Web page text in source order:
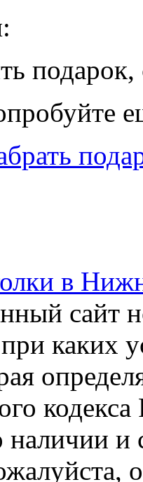
подарок,
в
сайт
каких
и